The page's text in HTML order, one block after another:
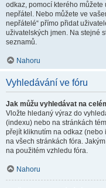
odkaz, pomocí kterého
nepřátel. Nebo můžete ve
nepřátelé“ přímo přidat
uživatelských jmen. Na stejné
seznamů.
Nahoru
Vyhledávání ve fóru
Jak můžu vyhledávat na
Vložte hledaný výraz do
(indexu) nebo na stránkách
přejít kliknutím na odkaz (nebo
na všech stránkách fóra.
na použitém vzhledu fóra.
Nahoru